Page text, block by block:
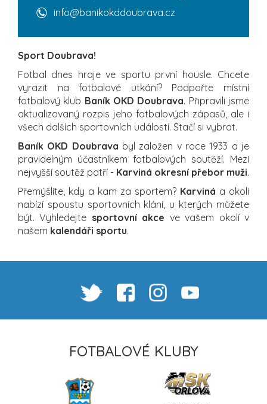
info@banikokddoubrava.cz
Sport Doubrava!
Fotbal dnes hraje ve sportu první housle. Chcete
vyrazit na fotbalové utkání? Podpořte místní
fotbalový klub Baník OKD Doubrava. Připravili jsme
aktualizovaný rozpis jeho fotbalových zápasů, ale i
všech dalších sportovních událostí. Stačí si vybrat.
Baník OKD Doubrava byl založen v roce 1933 a je
pravidelným účastníkem fotbalových soutěží. Mezi
nejvyšší soutěž patří - Karviná okresní přebor muži.
Přemýšlíte, kdy a kam za sportem? Karviná a okolí
nabízí spoustu sportovních klání, u kterých můžete
být. Vyhledejte sportovní akce ve vašem okolí v
našem kalendáři sportu.
FOTBALOVÉ KLUBY